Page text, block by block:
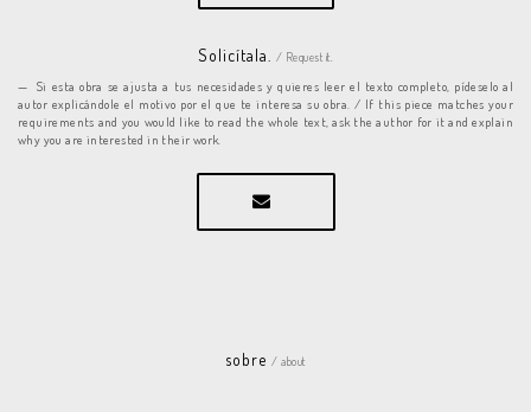
Solicítala. / Request it.
Si esta obra se ajusta a tus necesidades y quieres leer el texto completo, pídeselo al
autor explicándole el motivo por el que te interesa su obra. / If this piece matches your
requirements and you would like to read the whole text, ask the author for it and explain
why you are interested in their work.
sobre/ about